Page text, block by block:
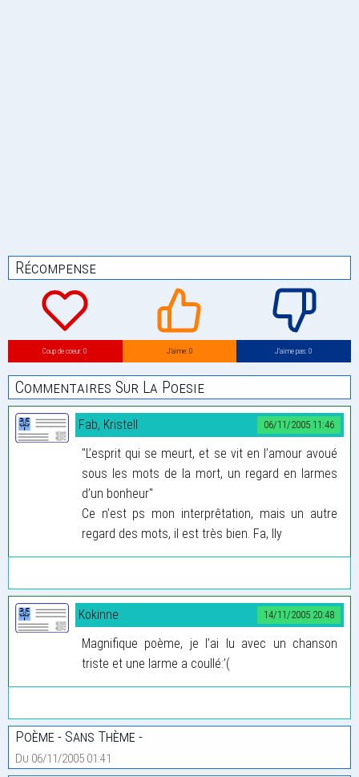
Récompense
Coup de coeur: 0 J’aime: 0 J’aime pas: 0
Commentaires Sur La Poesie
06/11/2005 11:46
Fab, Kristell
"L’esprit qui se meurt, et se vit en l’amour avoué
sous les mots de la mort, un regard en larmes
d’un bonheur"
Ce n’est ps mon interprêtation, mais un autre
regard des mots, il est très bien. Fa, Ily
14/11/2005 20:48
Kokinne
Magnifique poème, je l’ai lu avec un chanson
triste et une larme a coullé:’(
Poème - Sans Thème -
Du 06/11/2005 01:41